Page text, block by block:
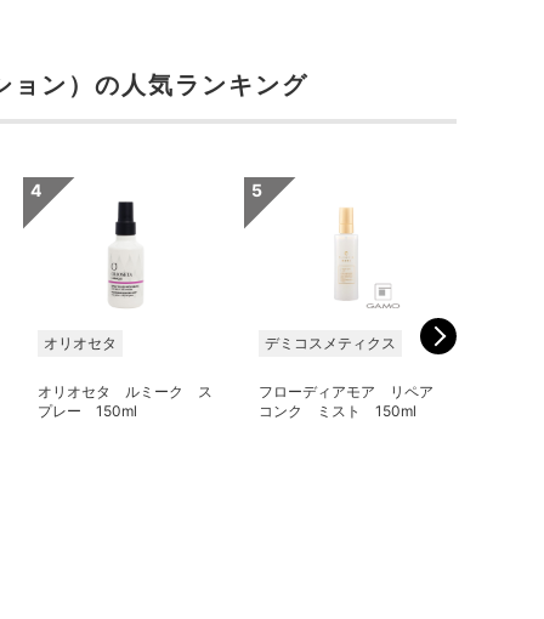
ン）の人気ランキング
オリオセタ
オリオセタ ルミーク ス
プレー 150ml
デミコスメティクス
フローディアモア リペア
コンク ミスト 150ml